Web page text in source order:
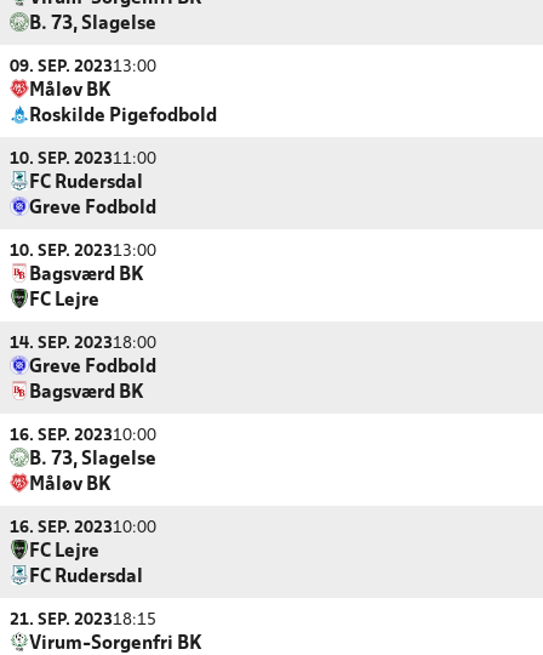
B. 73, Slagelse
09. SEP. 202313:00
Måløv BK
Roskilde Pigefodbold
10. SEP. 202311:00
FC Rudersdal
Greve Fodbold
10. SEP. 202313:00
Bagsværd BK
FC Lejre
14. SEP. 202318:00
Greve Fodbold
Bagsværd BK
16. SEP. 202310:00
B. 73, Slagelse
Måløv BK
16. SEP. 202310:00
FC Lejre
FC Rudersdal
21. SEP. 202318:15
Virum-Sorgenfri BK